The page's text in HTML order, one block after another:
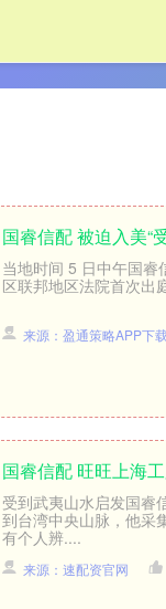
国睿信配 被迫入美“
当地时间 5 日中午国睿
区联邦地区法院首次出
来源：盈通策略APP下载
国睿信配 旺旺上海
受到武夷山水启发国睿
到台湾中央山脉，他采
有个人辨....
来源：速配资官网